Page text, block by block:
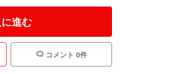
進む
コメント 0件